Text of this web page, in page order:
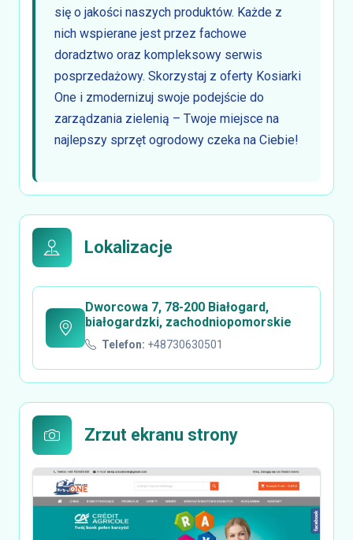
się o jakości naszych produktów. Każde z
nich wspierane jest przez fachowe
doradztwo oraz kompleksowy serwis
posprzedażowy. Skorzystaj z oferty Kosiarki
One i zmodernizuj swoje podejście do
zarządzania zielenią – Twoje miejsce na
najlepszy sprzęt ogrodowy czeka na Ciebie!
Lokalizacje
Dworcowa 7, 78-200 Białogard,
białogardzki, zachodniopomorskie
Telefon: +48730630501
Zrzut ekranu strony